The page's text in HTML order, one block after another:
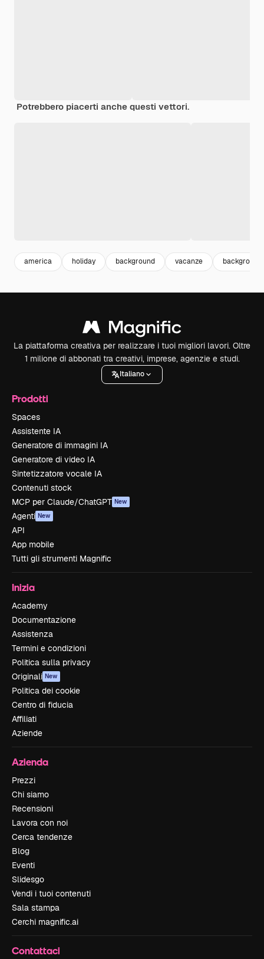
Potrebbero piacerti anche questi vettori.
america holiday background vacanze background
La piattaforma creativa per realizzare i tuoi migliori lavori. Oltre
1 milione di abbonati tra creativi, imprese, agenzie e studi.
Italiano
Prodotti
Spaces
Assistente IA
Generatore di immagini IA
Generatore di video IA
Sintetizzatore vocale IA
Contenuti stock
MCP per Claude/ChatGPT New
Agenti New
API
App mobile
Tutti gli strumenti Magnific
Inizia
Academy
Documentazione
Assistenza
Termini e condizioni
Politica sulla privacy
Originali New
Politica dei cookie
Centro di fiducia
Affiliati
Aziende
Azienda
Prezzi
Chi siamo
Recensioni
Lavora con noi
Cerca tendenze
Blog
Eventi
Slidesgo
Vendi i tuoi contenuti
Sala stampa
Cerchi magnific.ai
Contattaci